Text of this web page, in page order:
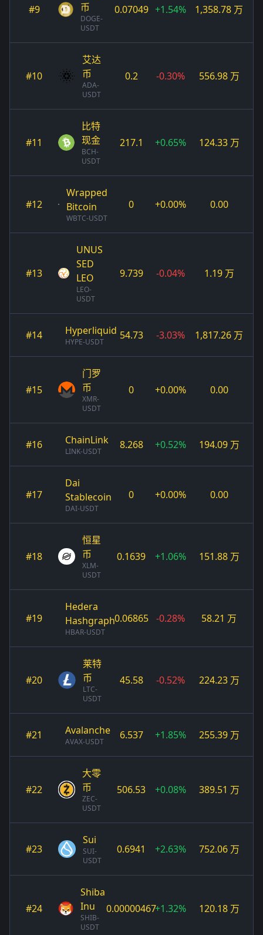
#9
币
DOGE-
USDT
0.07049 +1.54% 1,358.78 万
#10
艾达
币
ADA-
USDT
0.2 -0.30% 556.98 万
#11
比特
现金
BCH-
USDT
217.1 +0.65% 124.33 万
#12
Wrapped
Bitcoin
WBTC-USDT
0 +0.00% 0.00
#13
UNUS
SED
LEO
LEO-
USDT
9.739 -0.04% 1.19 万
#14 Hyperliquid
HYPE-USDT
54.73 -3.03% 1,817.26 万
#15
门罗
币
XMR-
USDT
0 +0.00% 0.00
#16 ChainLink
LINK-USDT
8.268 +0.52% 194.09 万
#17
Dai
Stablecoin
DAI-USDT
0 +0.00% 0.00
#18
恒星
币
XLM-
USDT
0.1639 +1.06% 151.88 万
#19
Hedera
Hashgraph
HBAR-USDT
0.06865 -0.28% 58.21 万
#20
莱特
币
LTC-
USDT
45.58 -0.52% 224.23 万
#21 Avalanche
AVAX-USDT
6.537 +1.85% 255.39 万
#22
大零
币
ZEC-
USDT
506.53 +0.08% 389.51 万
#23
Sui
SUI-
USDT
0.6941 +2.63% 752.06 万
#24
Shiba
Inu
SHIB-
USDT
0.00000467+1.32% 120.18 万